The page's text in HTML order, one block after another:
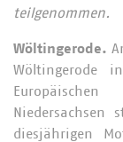
teilgenommen.
Wöltingerode.
Wöltingerode
Niedersachsen
diesjährigen